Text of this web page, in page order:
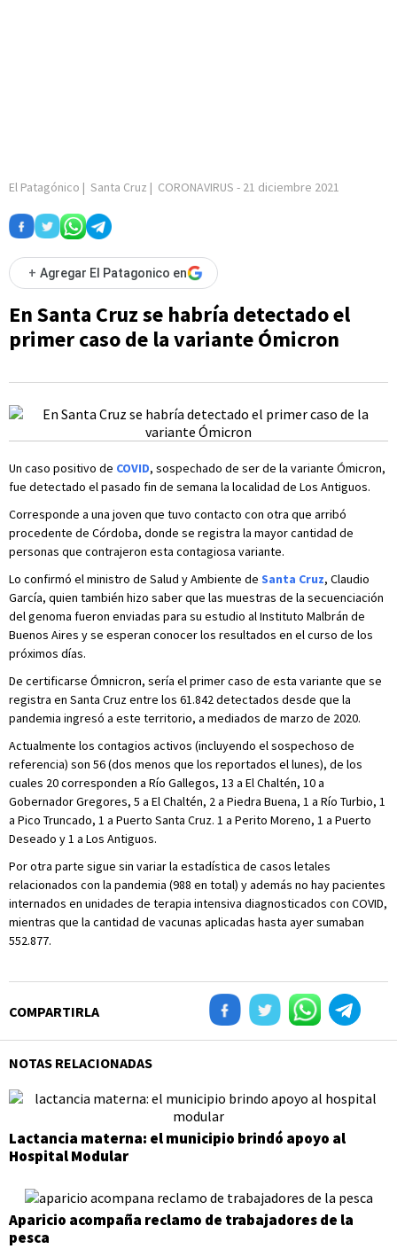
El Patagónico | Santa Cruz | CORONAVIRUS - 21 diciembre 2021
+ Agregar El Patagonico en
En Santa Cruz se habría detectado el
primer caso de la variante Ómicron
Un caso positivo de COVID, sospechado de ser de la variante Ómicron,
fue detectado el pasado fin de semana la localidad de Los Antiguos.
Corresponde a una joven que tuvo contacto con otra que arribó
procedente de Córdoba, donde se registra la mayor cantidad de
personas que contrajeron esta contagiosa variante.
Lo confirmó el ministro de Salud y Ambiente de Santa Cruz, Claudio
García, quien también hizo saber que las muestras de la secuenciación
del genoma fueron enviadas para su estudio al Instituto Malbrán de
Buenos Aires y se esperan conocer los resultados en el curso de los
próximos días.
De certificarse Ómnicron, sería el primer caso de esta variante que se
registra en Santa Cruz entre los 61.842 detectados desde que la
pandemia ingresó a este territorio, a mediados de marzo de 2020.
Actualmente los contagios activos (incluyendo el sospechoso de
referencia) son 56 (dos menos que los reportados el lunes), de los
cuales 20 corresponden a Río Gallegos, 13 a El Chaltén, 10 a
Gobernador Gregores, 5 a El Chaltén, 2 a Piedra Buena, 1 a Río Turbio, 1
a Pico Truncado, 1 a Puerto Santa Cruz. 1 a Perito Moreno, 1 a Puerto
Deseado y 1 a Los Antiguos.
Por otra parte sigue sin variar la estadística de casos letales
relacionados con la pandemia (988 en total) y además no hay pacientes
internados en unidades de terapia intensiva diagnosticados con COVID,
mientras que la cantidad de vacunas aplicadas hasta ayer sumaban
552.877.
COMPARTIRLA
NOTAS RELACIONADAS
Lactancia materna: el municipio brindó apoyo al
Hospital Modular
Aparicio acompaña reclamo de trabajadores de la
pesca